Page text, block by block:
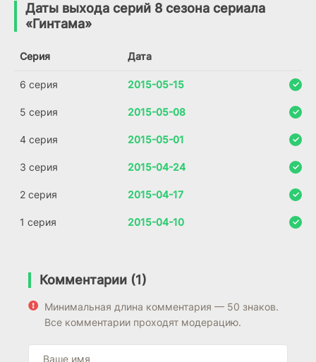
8.8 8.9
Даты выхода серий 8 сезона сериала
«Гинтама»
Серия Дата
6 серия 2015-05-15
5 серия 2015-05-08
4 серия 2015-05-01
3 серия 2015-04-24
2 серия 2015-04-17
1 серия 2015-04-10
Комментарии (1)
Минимальная длина комментария — 50 знаков.
Все комментарии проходят модерацию.